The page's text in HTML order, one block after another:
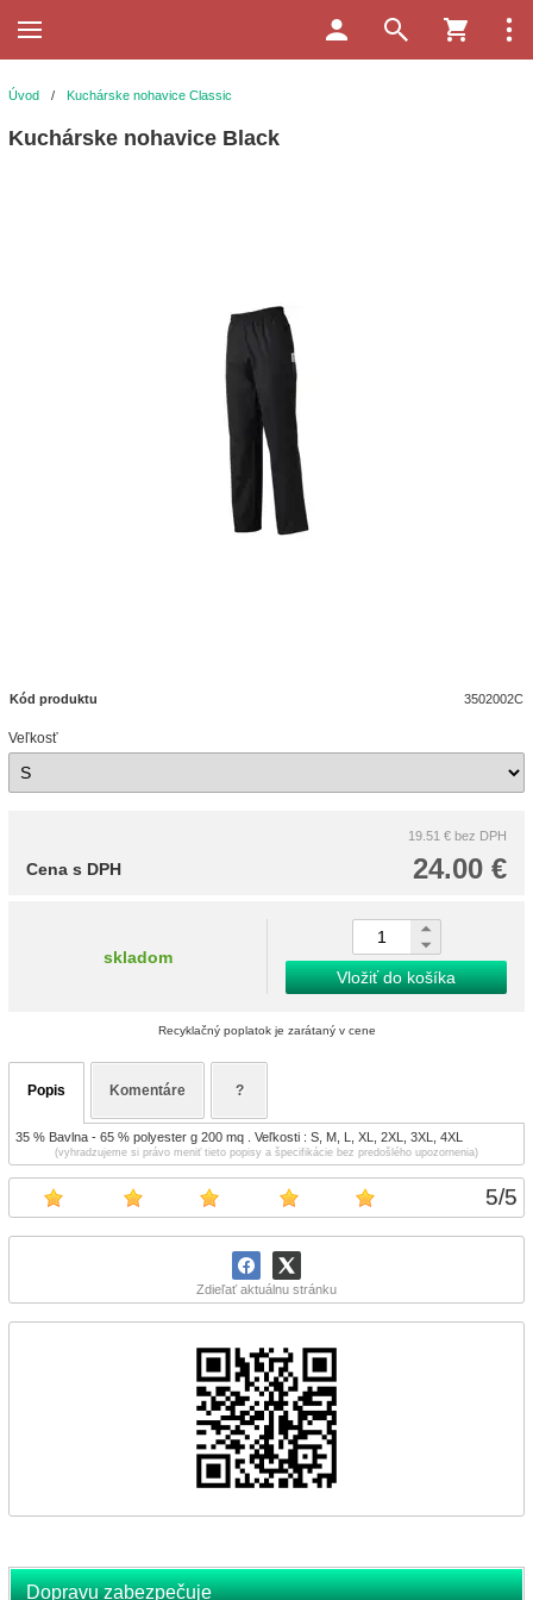
5/5
Zdieľať aktuálnu stránku
Dopravu zabezpečuje
Úvod / Kuchárske nohavice Classic
Kuchárske nohavice Black
Kód produktu 3502002C
Veľkosť
19.51 € bez DPH
24.00 €
Cena s DPH
skladom
Vložiť do košíka
Recyklačný poplatok je zarátaný v cene
Popis Komentáre ?
35 % Bavlna - 65 % polyester g 200 mq . Veľkosti : S, M, L, XL, 2XL, 3XL, 4XL
(vyhradzujeme si právo meniť tieto popisy a špecifikácie bez predošlého upozornenia)